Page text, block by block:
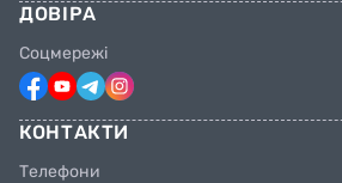
ДОВІРА
Соцмережі
КОНТАКТИ
Телефони